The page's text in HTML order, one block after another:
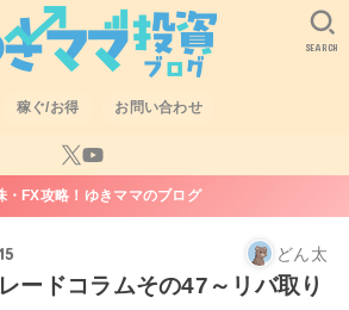
稼ぐ/お得 お問い合わせ
SEARCH
・FX攻略！ゆきママのブログ
どん太
ードコラムその47～リバ取り